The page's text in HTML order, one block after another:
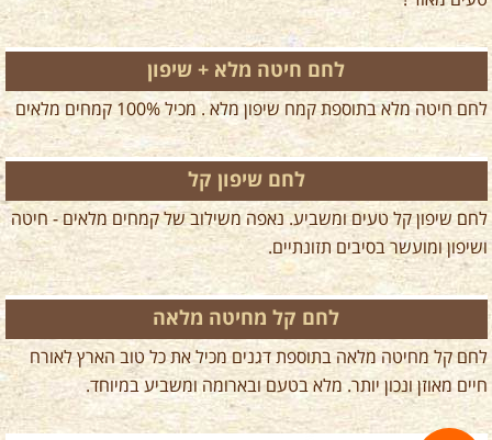
לחם חיטה מלא + שיפון
לחם חיטה מלא בתוספת קמח שיפון מלא . מכיל 100% קמחים מלאים
לחם שיפון קל
לחם שיפון קל טעים ומשביע. נאפה משילוב של קמחים מלאים - חיטה
ושיפון ומועשר בסיבים תזונתיים.
לחם קל מחיטה מלאה
לחם קל מחיטה מלאה בתוספת דגנים מכיל את כל טוב הארץ לאורח
חיים מאוזן ונכון יותר. מלא בטעם ובארומה ומשביע במיוחד.